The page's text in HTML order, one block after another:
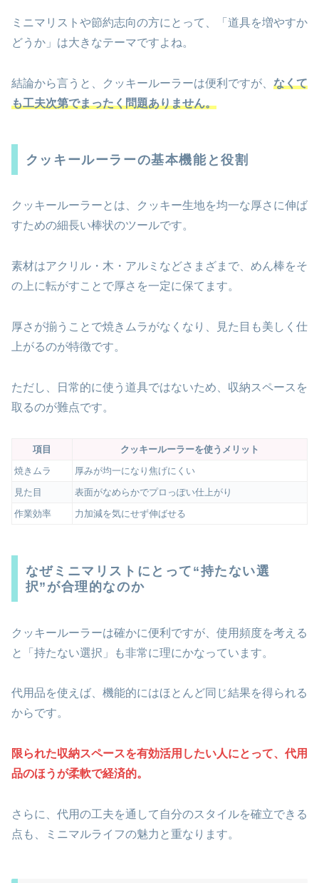
ミニマリストや節約志向の方にとって、「道具を増やすか
どうか」は大きなテーマですよね。
結論から言うと、クッキールーラーは便利ですが、 なくて
も工夫次第でまったく問題ありません。
クッキールーラーの基本機能と役割
クッキールーラーとは、クッキー生地を均一な厚さに伸ば
すための細長い棒状のツールです。
素材はアクリル・木・アルミなどさまざまで、めん棒をそ
の上に転がすことで厚さを一定に保てます。
厚さが揃うことで焼きムラがなくなり、見た目も美しく仕
上がるのが特徴です。
ただし、日常的に使う道具ではないため、収納スペースを
取るのが難点です。
項目
クッキールーラーを使うメリット
焼きムラ
厚みが均一になり焦げにくい
見た目
表面がなめらかでプロっぽい仕上がり
作業効率
力加減を気にせず伸ばせる
なぜミニマリストにとって“持たない選
択”が合理的なのか
クッキールーラーは確かに便利ですが、使用頻度を考える
と「持たない選択」も非常に理にかなっています。
代用品を使えば、機能的にはほとんど同じ結果を得られる
からです。
限られた収納スペースを有効活用したい人にとって、代用
品のほうが柔軟で経済的。
さらに、代用の工夫を通して自分のスタイルを確立できる
点も、ミニマルライフの魅力と重なります。